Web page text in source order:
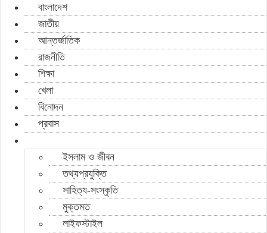
বাংলাদেশ
জাতীয়
আন্তর্জাতিক
রাজনীতি
শিক্ষা
খেলা
বিনোদন
প্রবাস
ইসলাম ও জীবন
তথ্যপ্রযুক্তি
সাহিত্য-সংস্কৃতি
মুক্তমত
লাইফস্টাইল